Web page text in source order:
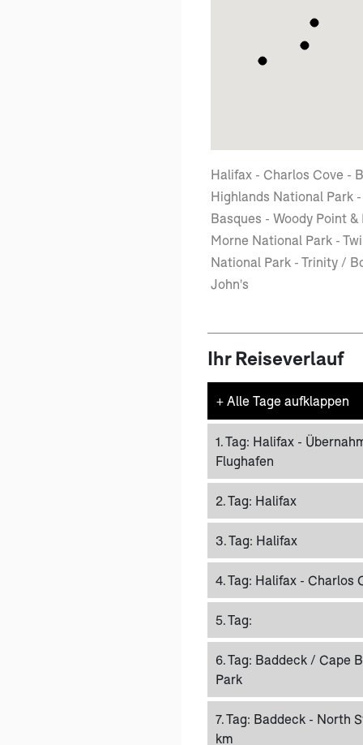
Halifax - Charlos Cove -
Highlands National Park
Basques - Woody Point
Morne National Park -
National Park - Trinity /
John's
Ihr Reiseverlauf
+ Alle Tage aufklappen
1. Tag: Halifax -
Flughafen
2. Tag: Halifax
3. Tag: Halifax
4. Tag: Halifax - Charlos
5. Tag:
6. Tag: Baddeck / Cape
Park
7. Tag: Baddeck - North
km